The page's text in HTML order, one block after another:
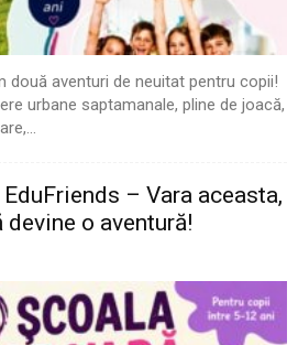
două aventuri de neuitat pentru copii!
urbane saptamanale, pline de joacă,
– Vara aceasta,
o aventură!